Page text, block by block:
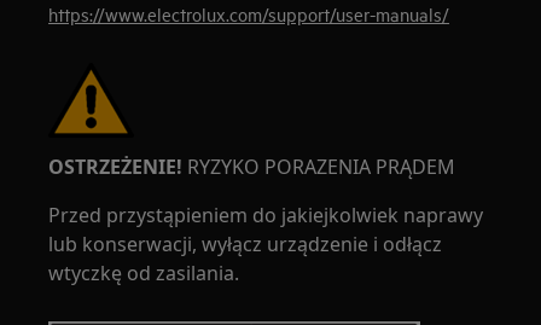
https://www.electrolux.com/support/user-manuals/
OSTRZEŻENIE! RYZYKO PORAZENIA PRĄDEM
Przed przystąpieniem do jakiejkolwiek naprawy
lub konserwacji, wyłącz urządzenie i odłącz
wtyczkę od zasilania.